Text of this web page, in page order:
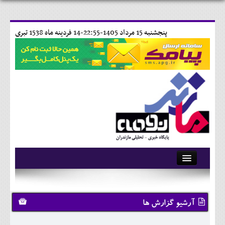
14 فردينه ماه 1538 تبری پنجشنبه 15 مرداد 1405-22:55-
آرشیو
تماس با ما
وبلاگ
آرشیو گزارش ها